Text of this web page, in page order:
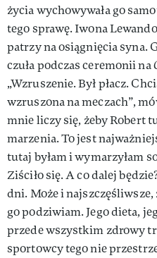
życia wychowywała go
tego sprawę. Iwona
patrzy na osiągnięcia syna.
czuła podczas ceremonii na
„Wzruszenie. Był płacz.
wzruszona na meczach”,
mnie liczy się, żeby Robert
marzenia. To jest
tutaj byłam i wymarzyłam
Ziściło się. A co dalej
dni. Może i najszczęśliwsze,
go podziwiam. Jego dieta,
przede wszystkim zdrowy
sportowcy tego nie